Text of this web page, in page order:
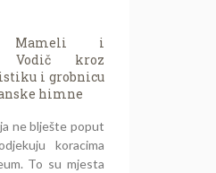
Mameli i
Vodič kroz
i grobnicu
himne
ne blješte poput
koracima
To su mjesta